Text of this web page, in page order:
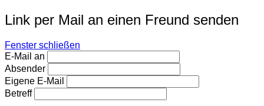
Link per Mail an einen Freund senden
Fenster schließen
E-Mail an
Absender
Eigene E-Mail
Betreff